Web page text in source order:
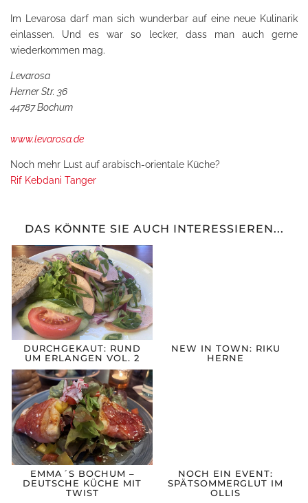
Im Levarosa darf man sich wunderbar auf eine neue Kulinarik
einlassen. Und es war so lecker, dass man auch gerne
wiederkommen mag.
Levarosa
Herner Str. 36
44787 Bochum
www.levarosa.de
Noch mehr Lust auf arabisch-orientale Küche?
Rif Kebdani Tanger
DAS KÖNNTE SIE AUCH INTERESSIEREN...
DURCHGEKAUT: RUND
UM ERLANGEN VOL. 2
NEW IN TOWN: RIKU
HERNE
EMMA´S BOCHUM –
DEUTSCHE KÜCHE MIT
TWIST
NOCH EIN EVENT:
SPÄTSOMMERGLUT IM
OLLIS